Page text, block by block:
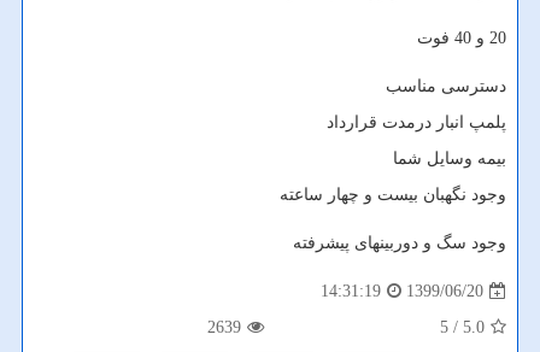
20 و 40 فوت
دسترسی مناسب
پلمپ انبار درمدت قرارداد
بیمه وسایل شما
وجود نگهبان بیست و چهار ساعته
وجود سگ و دوربینهای پیشرفته
1399/06/20
14:31:19
5.0
/ 5
2639